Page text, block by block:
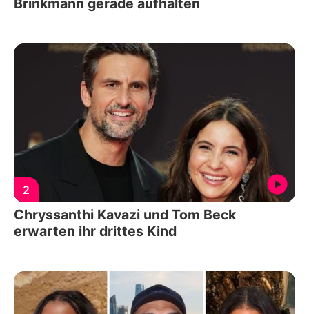
Brinkmann gerade aufhalten
2
Chryssanthi Kavazi und Tom Beck
erwarten ihr drittes Kind